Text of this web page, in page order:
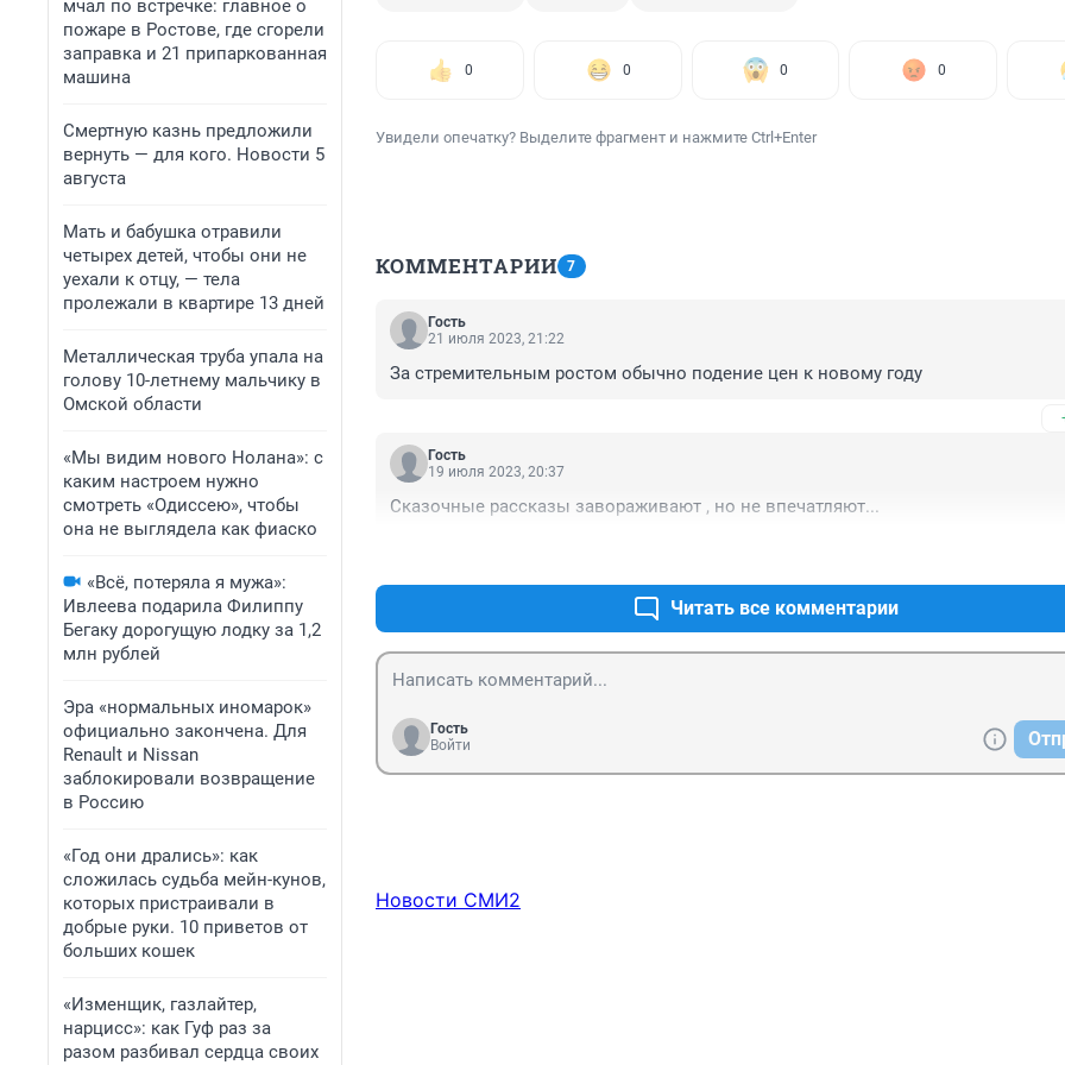
мчал по встречке: главное о
пожаре в Ростове, где сгорели
заправка и 21 припаркованная
машина
Смертную казнь предложили
вернуть — для кого. Новости 5
августа
Мать и бабушка отравили
четырех детей, чтобы они не
уехали к отцу, — тела
пролежали в квартире 13 дней
Металлическая труба упала на
голову 10-летнему мальчику в
Омской области
«Мы видим нового Нолана»: с
каким настроем нужно
смотреть «Одиссею», чтобы
она не выглядела как фиаско
«Всё, потеряла я мужа»:
Ивлеева подарила Филиппу
Бегаку дорогущую лодку за 1,2
млн рублей
Эра «нормальных иномарок»
официально закончена. Для
Renault и Nissan
заблокировали возвращение
в Россию
«Год они дрались»: как
сложилась судьба мейн-кунов,
которых пристраивали в
добрые руки. 10 приветов от
больших кошек
«Изменщик, газлайтер,
нарцисс»: как Гуф раз за
разом разбивал сердца своих
0 0 0 0
Увидели опечатку? Выделите фрагмент и нажмите Ctrl+Enter
КОММЕНТАРИИ 7
Гость
21 июля 2023, 21:22
За стремительным ростом обычно подение цен к новому году
Гость
19 июля 2023, 20:37
Сказочные рассказы завораживают , но не впечатляют...
Читать все комментарии
Гость
Войти
Новости СМИ2